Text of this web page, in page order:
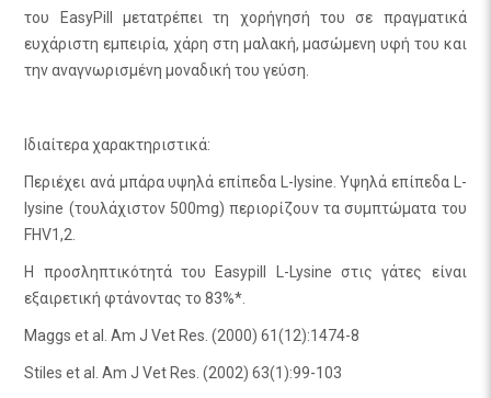
του EasyPill μετατρέπει τη χορήγησή του σε πραγματικά
ευχάριστη εμπειρία, χάρη στη μαλακή, μασώμενη υφή του και
την αναγνωρισμένη μοναδική του γεύση.
Ιδιαίτερα χαρακτηριστικά:
Περιέχει ανά μπάρα υψηλά επίπεδα L-lysine. Υψηλά επίπεδα L-
lysine (τουλάχιστον 500mg) περιορίζουν τα συμπτώματα του
FHV1,2.
Η προσληπτικότητά του Easypill L-Lysine στις γάτες είναι
εξαιρετική φτάνοντας το 83%*.
Maggs et al. Am J Vet Res. (2000) 61(12):1474-8
Stiles et al. Am J Vet Res. (2002) 63(1):99-103